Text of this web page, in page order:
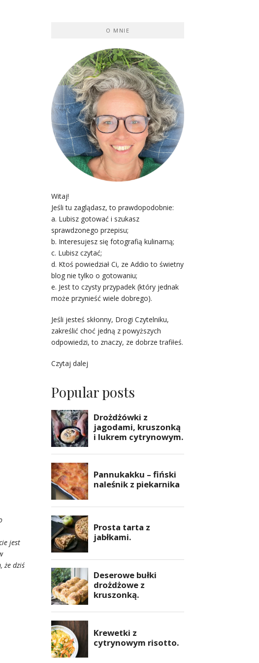
jest
że dziś
O MNIE
Witaj!
Jeśli tu zaglądasz, to prawdopodobnie:
a. Lubisz gotować i szukasz
sprawdzonego przepisu;
b. Interesujesz się fotografią kulinarną;
c. Lubisz czytać;
d. Ktoś powiedział Ci, ze Addio to świetny
blog nie tylko o gotowaniu;
e. Jest to czysty przypadek (który jednak
może przynieść wiele dobrego).
Jeśli jesteś skłonny, Drogi Czytelniku,
zakreślić choć jedną z powyższych
odpowiedzi, to znaczy, ze dobrze trafiłeś.
Czytaj dalej
Popular posts